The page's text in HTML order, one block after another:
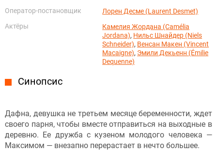
Оператор-постановщик
Лорен Десме (Laurent Desmet)
Актёры
Камелия Жордана (Camélia
Jordana), Нильс Шнайдер (Niels
Schneider), Венсан Макен (Vincent
Macaigne), Эмили Декьенн (Émilie
Dequenne)
Синопсис
Дафна, девушка не третьем месяце беременности, ждет
своего парня, чтобы вместе отправиться на выходные в
деревню. Ее дружба с кузеном молодого человека —
Максимом — внезапно перерастает в нечто большее.